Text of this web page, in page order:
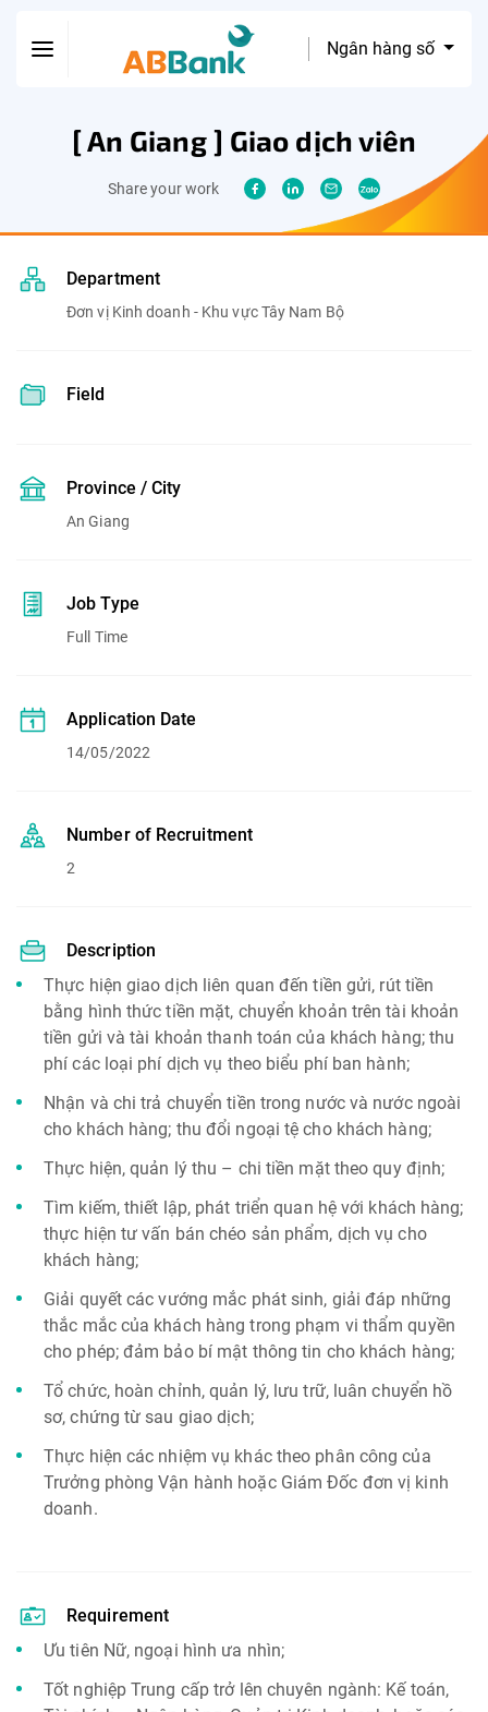
Ngân hàng số
[ An Giang ] Giao dịch viên
Share your work
Department
Đơn vị Kinh doanh - Khu vực Tây Nam Bộ
Field
Province / City
An Giang
Job Type
Full Time
Application Date
14/05/2022
Number of Recruitment
2
Description
Thực hiện giao dịch liên quan đến tiền gửi, rút tiền
bằng hình thức tiền mặt, chuyển khoản trên tài khoản
tiền gửi và tài khoản thanh toán của khách hàng; thu
phí các loại phí dịch vụ theo biểu phí ban hành;
Nhận và chi trả chuyển tiền trong nước và nước ngoài
cho khách hàng; thu đổi ngoại tệ cho khách hàng;
Thực hiện, quản lý thu – chi tiền mặt theo quy định;
Tìm kiếm, thiết lập, phát triển quan hệ với khách hàng;
thực hiện tư vấn bán chéo sản phẩm, dịch vụ cho
khách hàng;
Giải quyết các vướng mắc phát sinh, giải đáp những
thắc mắc của khách hàng trong phạm vi thẩm quyền
cho phép; đảm bảo bí mật thông tin cho khách hàng;
Tổ chức, hoàn chỉnh, quản lý, lưu trữ, luân chuyển hồ
sơ, chứng từ sau giao dịch;
Thực hiện các nhiệm vụ khác theo phân công của
Trưởng phòng Vận hành hoặc Giám Đốc đơn vị kinh
doanh.
Requirement
Ưu tiên Nữ, ngoại hình ưa nhìn;
Tốt nghiệp Trung cấp trở lên chuyên ngành: Kế toán,